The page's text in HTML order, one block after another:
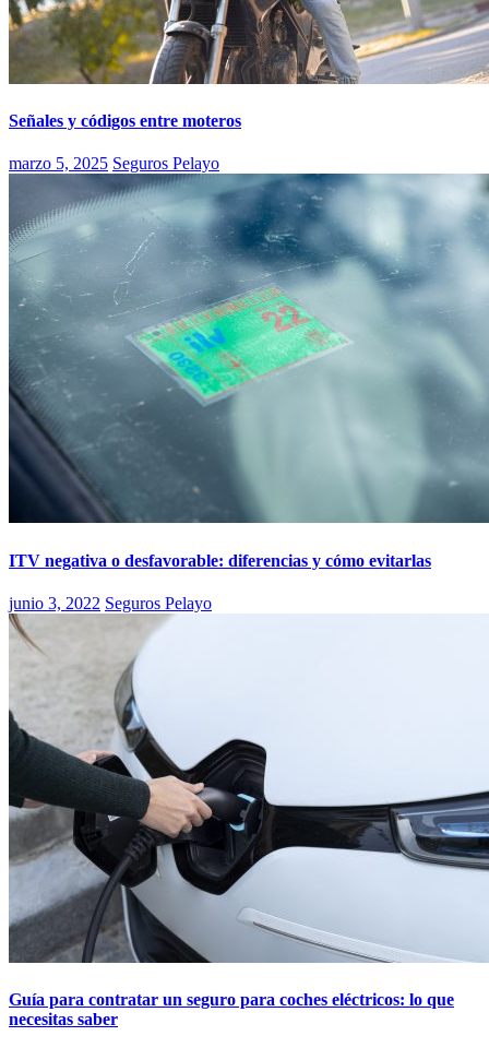
Señales y códigos entre moteros
marzo 5, 2025 Seguros Pelayo
ITV negativa o desfavorable: diferencias y cómo evitarlas
junio 3, 2022 Seguros Pelayo
Guía para contratar un seguro para coches eléctricos: lo que
necesitas saber